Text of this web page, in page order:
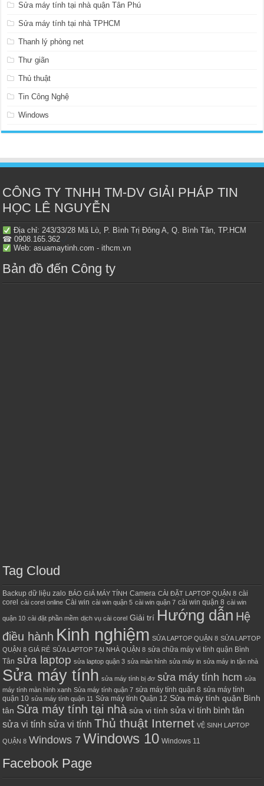
Sửa máy tính tại nhà quận Tân Phú
Sửa máy tính tại nhà TPHCM
Thanh lý phòng net
Thư giãn
Thủ thuật
Tin Công Nghệ
Windows
CÔNG TY TNHH TM-DV GIẢI PHÁP TIN
HỌC LÊ NGUYỄN
Địa chỉ: 243/33/28 Mã Lò, P. Bình Trị Đông A, Q. Bình Tân, TP.HCM
☎ 0908.165.362
Web: asuamaytinh.com - ithcm.vn
Bản đồ đến Công ty
Tag Cloud
Backup dữ liệu zalo BÁO GIÁ MÁY TÍNH Camera CÀI ĐẶT LAPTOP QUẬN 8 cài
corel
cài corel online Cài win cài win quận 5 cài win quận 7 cài win quận 8 cài win
quận 10 cài đặt phần mềm dịch vụ cài corel Giải trí Hướng dẫn Hệ
điều hành Kinh nghiệm SỬA LAPTOP QUẬN 8 SỬA LAPTOP
QUẬN 8 GIÁ RẺ SỬA LAPTOP TẠI NHÀ QUẬN 8 sửa chữa máy vi tính quận Bình
Tân sửa laptop sửa laptop quận 3 sửa màn hình sửa máy in sửa máy in tận nhà
Sửa máy tính sửa máy tính bị đơ sửa máy tính hcm sửa
máy tính màn hình xanh Sửa máy tính quận 7 sửa máy tính quận 8 sửa máy tính
quận 10 sửa máy tính quận 11 Sửa máy tính Quận 12 Sửa máy tính quận Bình
tân Sửa máy tính tại nhà sửa vi tính sửa vi tính bình tân
sửa vi tính sửa vi tính Thủ thuật Internet VỆ SINH LAPTOP
QUẬN 8 Windows 7 Windows 10 Windows 11
Facebook Page